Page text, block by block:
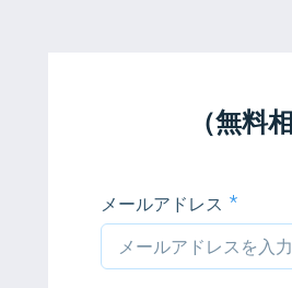
（無料
メールアドレス